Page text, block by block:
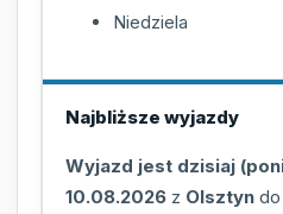
Niedziela
Najbliższe wyjazdy
Wyjazd jest dzisiaj
10.08.2026 z Olsztyn do